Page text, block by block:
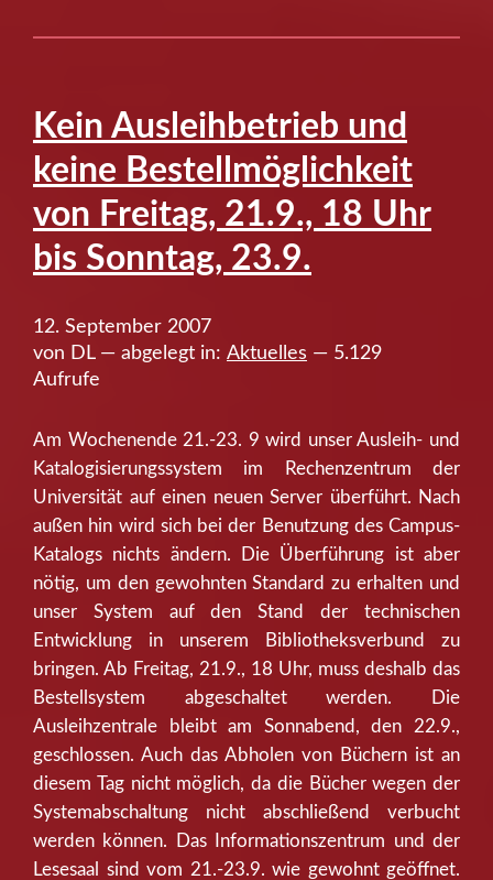
Kein Ausleihbetrieb und
keine Bestellmöglichkeit
von Freitag, 21.9., 18 Uhr
bis Sonntag, 23.9.
12. September 2007
von DL — abgelegt in: Aktuelles — 5.129
Aufrufe
Am Wochenende 21.-23. 9 wird unser Ausleih- und
Katalogisierungssystem im Rechenzentrum der
Universität auf einen neuen Server überführt. Nach
außen hin wird sich bei der Benutzung des Campus-
Katalogs nichts ändern. Die Überführung ist aber
nötig, um den gewohnten Standard zu erhalten und
unser System auf den Stand der technischen
Entwicklung in unserem Bibliotheksverbund zu
bringen. Ab Freitag, 21.9., 18 Uhr, muss deshalb das
Bestellsystem abgeschaltet werden. Die
Ausleihzentrale bleibt am Sonnabend, den 22.9.,
geschlossen. Auch das Abholen von Büchern ist an
diesem Tag nicht möglich, da die Bücher wegen der
Systemabschaltung nicht abschließend verbucht
werden können. Das Informationszentrum und der
Lesesaal sind vom 21.-23.9. wie gewohnt geöffnet.